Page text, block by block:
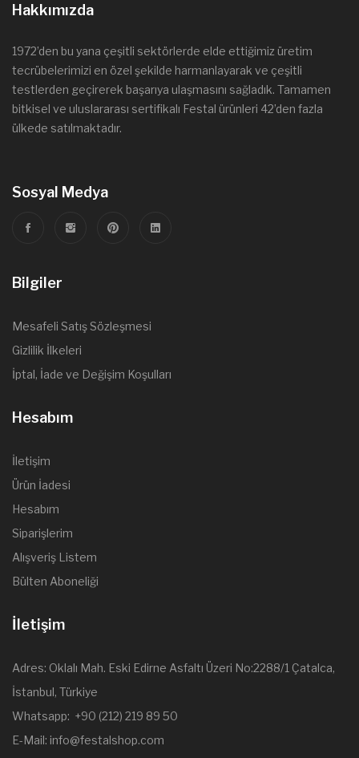
Hakkımızda
1972’den bu yana çeşitli sektörlerde elde ettiğimiz üretim
tecrübelerimizi en özel şekilde harmanlayarak ve çeşitli
testlerden geçirerek başarıya ulaşmasını sağladık. Tamamen
bitkisel ve uluslararası sertifikalı Festal ürünleri 42’den fazla
ülkede satılmaktadır.
Sosyal Medya
Bilgiler
Mesafeli Satış Sözleşmesi
Gizlilik İlkeleri
İptal, İade ve Değişim Koşulları
Hesabım
İletişim
Ürün İadesi
Hesabım
Siparişlerim
Alışveriş Listem
Bülten Aboneliği
İletişim
Adres: Oklalı Mah. Eski Edirne Asfaltı Üzeri No:2288/1 Çatalca,
İstanbul, Türkiye
Whatsapp: +90 (212) 219 89 50
E-Mail: info@festalshop.com